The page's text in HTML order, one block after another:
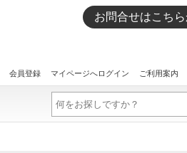
お問合せはこち
会員登録 マイページへログイン ご利用案内